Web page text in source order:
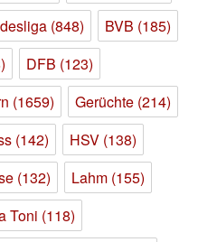
(848) BVB (185)
DFB (123)
(1659) Gerüchte (214)
(142) HSV (138)
(132) Lahm (155)
Toni (118)